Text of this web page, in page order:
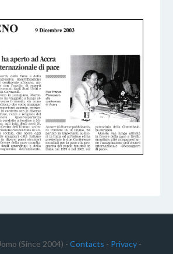
(Since 2004) - Contacts - Privacy-